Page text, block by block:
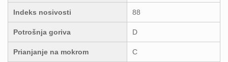
Indeks nosivosti 88
Potrošnja goriva D
Prianjanje na mokrom C